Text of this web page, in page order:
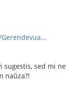
sugestis, sed mi ne
naŭza?!